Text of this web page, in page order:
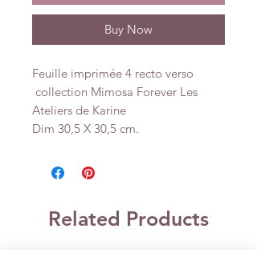
Buy Now
Feuille imprimée 4 recto verso
collection Mimosa Forever Les
Ateliers de Karine
Dim 30,5 X 30,5 cm.
Related Products